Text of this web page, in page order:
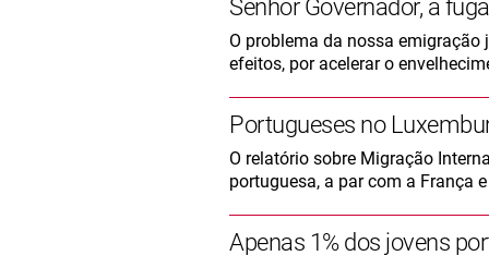
Senhor Governador, a
O problema da nossa
efeitos, por acelerar o
Portugueses no
O relatório sobre Migração
portuguesa, a par com a França
Apenas 1% dos jovens